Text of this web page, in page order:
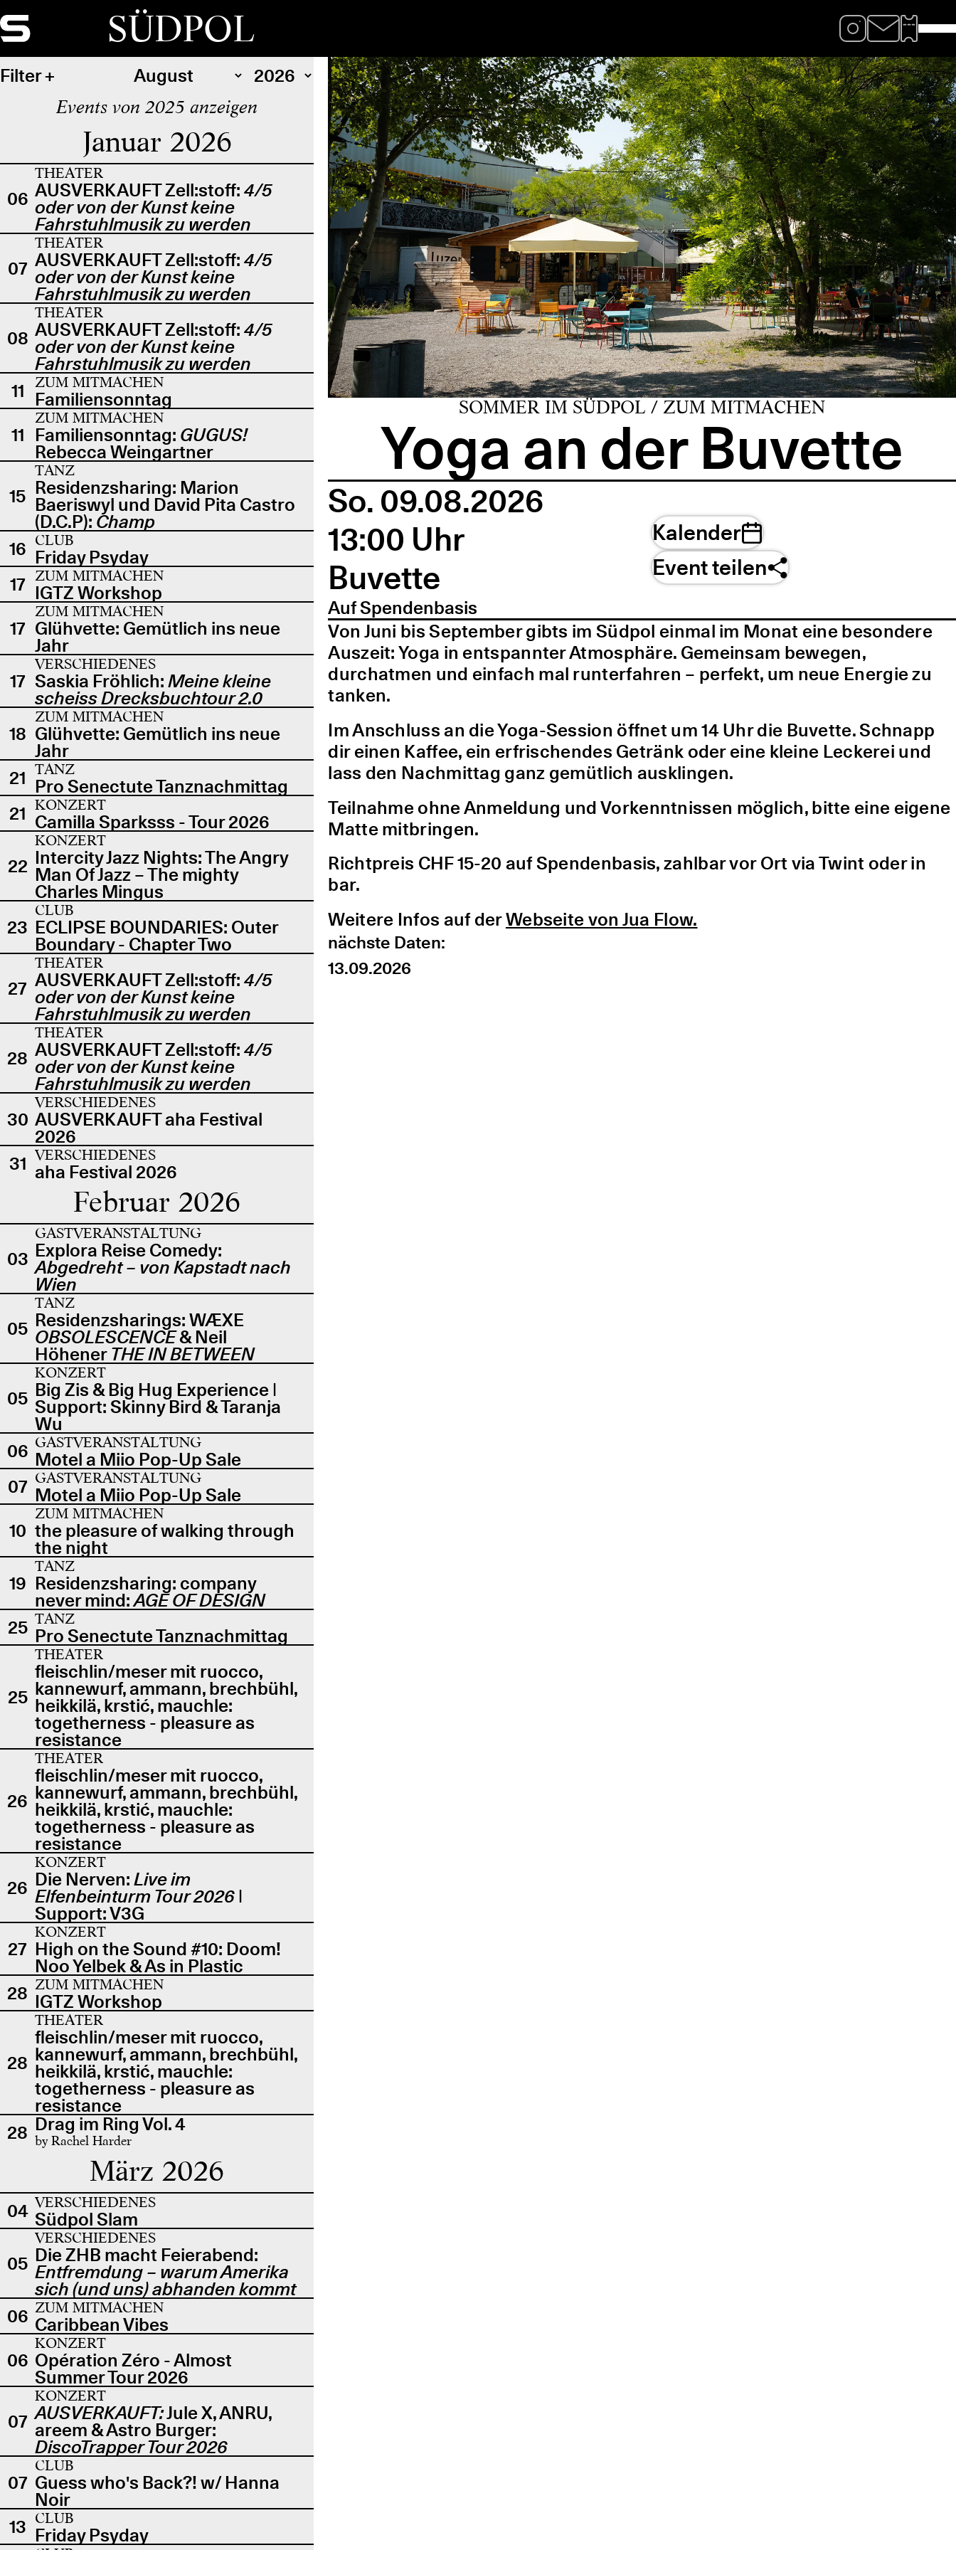
SÜDPOL
Filter
Events von 2025 anzeigen
Januar 2026
06
THEATER
AUSVERKAUFT Zell:stoff: 4/5
oder von der Kunst keine
Fahrstuhlmusik zu werden
07
THEATER
AUSVERKAUFT Zell:stoff: 4/5
oder von der Kunst keine
Fahrstuhlmusik zu werden
08
THEATER
AUSVERKAUFT Zell:stoff: 4/5
oder von der Kunst keine
Fahrstuhlmusik zu werden
11
ZUM MITMACHEN
Familiensonntag
11
ZUM MITMACHEN
Familiensonntag: GUGUS!
Rebecca Weingartner
15
TANZ
Residenzsharing: Marion
Baeriswyl und David Pita Castro
(D.C.P): Champ
16 CLUB
Friday Psyday
17 ZUM MITMACHEN
IGTZ Workshop
17
ZUM MITMACHEN
Glühvette: Gemütlich ins neue
Jahr
17
VERSCHIEDENES
Saskia Fröhlich: Meine kleine
scheiss Drecksbuchtour 2.0
18
ZUM MITMACHEN
Glühvette: Gemütlich ins neue
Jahr
21 TANZ
Pro Senectute Tanznachmittag
21 KONZERT
Camilla Sparksss - Tour 2026
22
KONZERT
Intercity Jazz Nights: The Angry
Man Of Jazz – The mighty
Charles Mingus
23
CLUB
ECLIPSE BOUNDARIES: Outer
Boundary - Chapter Two
27
THEATER
AUSVERKAUFT Zell:stoff: 4/5
oder von der Kunst keine
Fahrstuhlmusik zu werden
28
THEATER
AUSVERKAUFT Zell:stoff: 4/5
oder von der Kunst keine
Fahrstuhlmusik zu werden
30
VERSCHIEDENES
AUSVERKAUFT aha Festival
2026
31 VERSCHIEDENES
aha Festival 2026
Februar 2026
03
GASTVERANSTALTUNG
Explora Reise Comedy:
Abgedreht – von Kapstadt nach
Wien
05
TANZ
Residenzsharings: WÆXE
OBSOLESCENCE& Neil
Höhener THE IN BETWEEN
05
KONZERT
Big Zis & Big Hug Experience |
Support: Skinny Bird & Taranja
Wu
06 GASTVERANSTALTUNG
Motel a Miio Pop-Up Sale
07 GASTVERANSTALTUNG
Motel a Miio Pop-Up Sale
10
ZUM MITMACHEN
the pleasure of walking through
the night
19
TANZ
Residenzsharing: company
never mind:AGE OF DESIGN
25 TANZ
Pro Senectute Tanznachmittag
25
THEATER
fleischlin/meser mit ruocco,
kannewurf, ammann, brechbühl,
heikkilä, krstić, mauchle:
togetherness - pleasure as
resistance
26
THEATER
fleischlin/meser mit ruocco,
kannewurf, ammann, brechbühl,
heikkilä, krstić, mauchle:
togetherness - pleasure as
resistance
26
KONZERT
Die Nerven:Live im
Elfenbeinturm Tour 2026 |
Support: V3G
27
KONZERT
High on the Sound #10: Doom!
Noo Yelbek & As in Plastic
28 ZUM MITMACHEN
IGTZ Workshop
28
THEATER
fleischlin/meser mit ruocco,
kannewurf, ammann, brechbühl,
heikkilä, krstić, mauchle:
togetherness - pleasure as
resistance
28 Drag im Ring Vol. 4
by Rachel Harder
März 2026
04 VERSCHIEDENES
Südpol Slam
05
VERSCHIEDENES
Die ZHB macht Feierabend:
Entfremdung – warum Amerika
sich (und uns) abhanden kommt
06 ZUM MITMACHEN
Caribbean Vibes
06
KONZERT
Opération Zéro - Almost
Summer Tour 2026
07
KONZERT
AUSVERKAUFT:Jule X, ANRU,
areem & Astro Burger:
DiscoTrapper Tour 2026
07
CLUB
Guess who's Back?! w/ Hanna
Noir
13 CLUB
Friday Psyday
SOMMER IM SÜDPOL / ZUM MITMACHEN
Yoga an der Buvette
So. 09.08.2026
13:00 Uhr
Buvette
Auf Spendenbasis
Kalender
Event teilen
Von Juni bis September gibts im Südpol einmal im Monat eine besondere
Auszeit: Yoga in entspannter Atmosphäre. Gemeinsam bewegen,
durchatmen und einfach mal runterfahren – perfekt, um neue Energie zu
tanken.
Im Anschluss an die Yoga-Session öffnet um 14 Uhr die Buvette. Schnapp
dir einen Kaffee, ein erfrischendes Getränk oder eine kleine Leckerei und
lass den Nachmittag ganz gemütlich ausklingen.
Teilnahme ohne Anmeldung und Vorkenntnissen möglich, bitte eine eigene
Matte mitbringen.
Richtpreis CHF 15-20 auf Spendenbasis, zahlbar vor Ort via Twint oder in
bar.
Weitere Infos auf derWebseite von Jua Flow.
nächste Daten:
13.09.2026